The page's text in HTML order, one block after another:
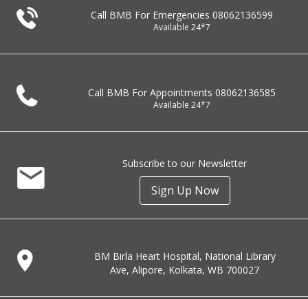
Call BMB For Emergencies 08062136599
Available 24*7
Call BMB For Appointments 08062136585
Available 24*7
Subscribe to our Newsletter
Sign Up Now
BM Birla Heart Hospital, National Library
Ave, Alipore, Kolkata, WB 700027